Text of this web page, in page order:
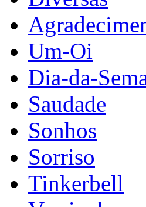
Um-Oi
Dia-da-
Saudade
Sonhos
Sorriso
Tinkerbell